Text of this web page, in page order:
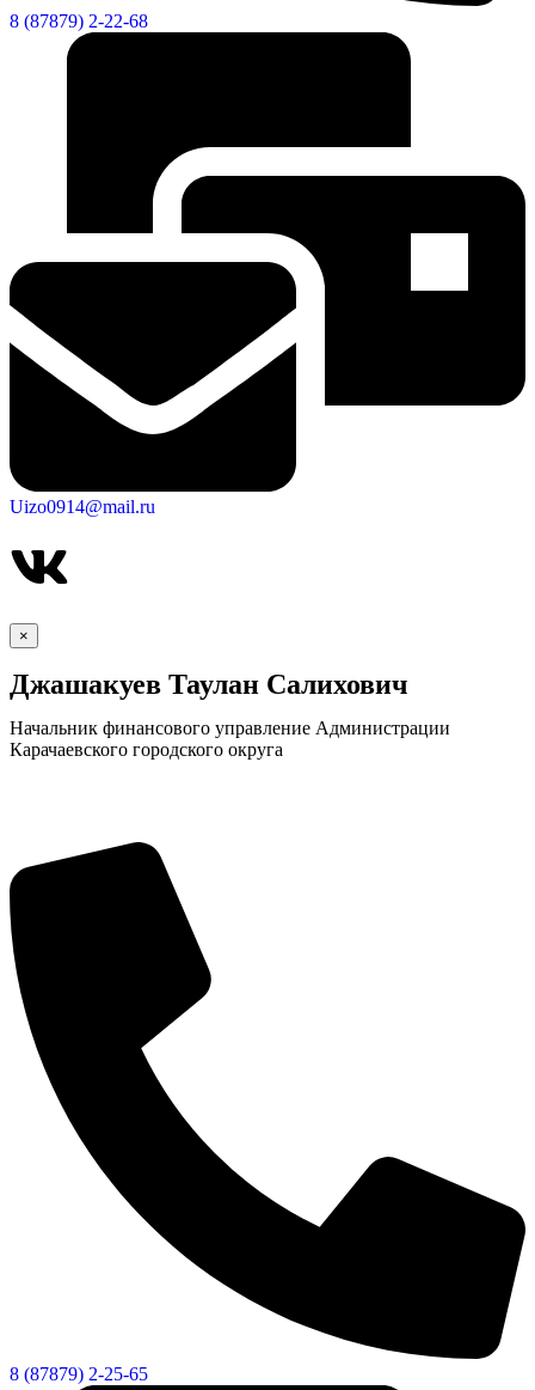
8 (87879) 2-22-68
Uizo0914@mail.ru
×
Джашакуев Таулан Салихович
Начальник финансового управление Администрации
Карачаевского городского округа
8 (87879) 2-25-65